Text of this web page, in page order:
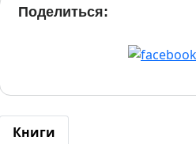
Поделиться:
Книги